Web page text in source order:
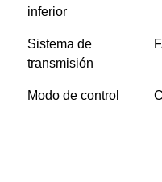
inferior
Sistema de
transmisión
Modo de control